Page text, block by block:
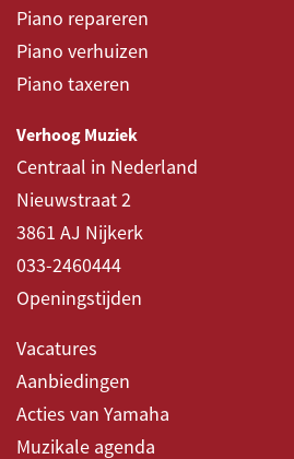
Piano repareren
Piano verhuizen
Piano taxeren
Verhoog Muziek
Centraal in Nederland
Nieuwstraat 2
3861 AJ Nijkerk
033-2460444
Openingstijden
Vacatures
Aanbiedingen
Acties van Yamaha
Muzikale agenda